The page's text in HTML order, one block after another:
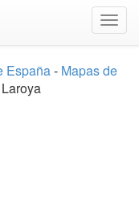
España- Mapas de